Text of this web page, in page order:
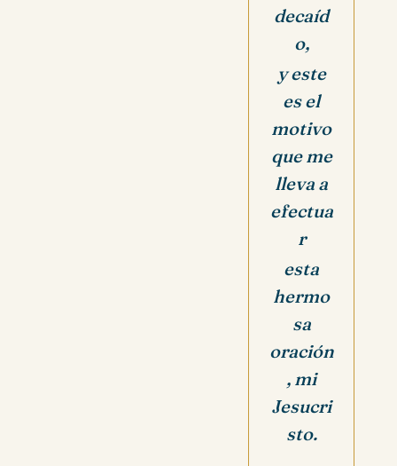
decaíd
o,
y este
es el
motivo
que me
lleva a
efectua
r
esta
hermo
sa
oración
, mi
Jesucri
sto.